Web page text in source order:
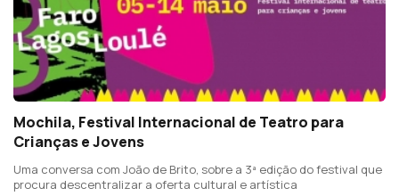
Mochila, Festival Internacional de Teatro para
Crianças e Jovens
Uma conversa com João de Brito, sobre a 3ª edição do festival que
procura descentralizar a oferta cultural e artística